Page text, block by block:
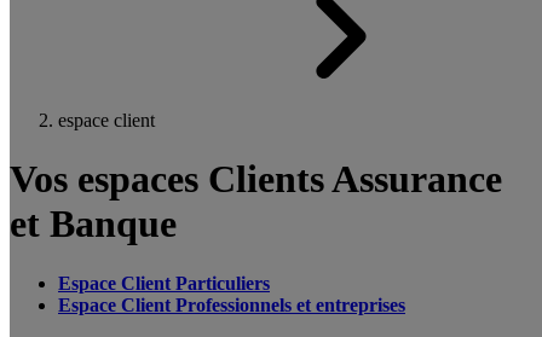
espace client
Vos espaces Clients Assurance
et Banque
Espace Client Particuliers
Espace Client Professionnels et entreprises